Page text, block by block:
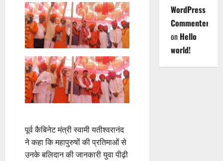
पूर्व कैबिनेट मंत्री स्वामी यतीश्वरानंद
ने कहा कि महापुरुषों की प्रतिमाओं से
उनके बलिदान की जानकारी युवा पीढ़ी
WordPress
Commenter
on Hello
world!